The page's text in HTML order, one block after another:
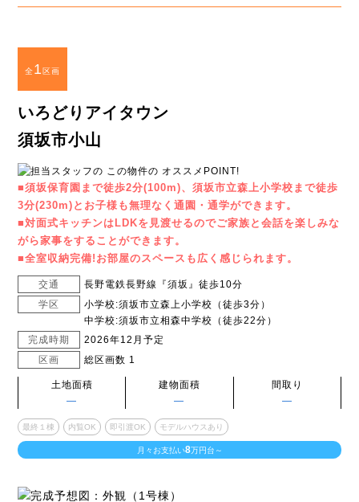
全1区画
いろどりアイタウン
須坂市小山
■須坂保育園まで徒歩2分(100m)、須坂市立森上小学校まで徒歩
3分(230m)とお子様も無理なく通園・通学ができます。
■対面式キッチンはLDKを見渡せるのでご家族と会話を楽しみな
がら家事をすることができます。
■全室収納完備!お部屋のスペースも広く感じられます。
交通
長野電鉄長野線『須坂』徒歩10分
学区
小学校:須坂市立森上小学校（徒歩3分）
中学校:須坂市立相森中学校（徒歩22分）
完成時期
2026年12月予定
区画
総区画数 1
土地面積
―
建物面積
―
間取り
―
最終１棟 内覧OK 即引渡OK モデルハウスあり
月々お支払い8万円台～